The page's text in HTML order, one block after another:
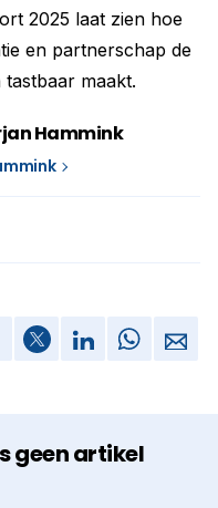
2025 laat zien hoe
en partnerschap de
maakt.
Hammink
geen artikel